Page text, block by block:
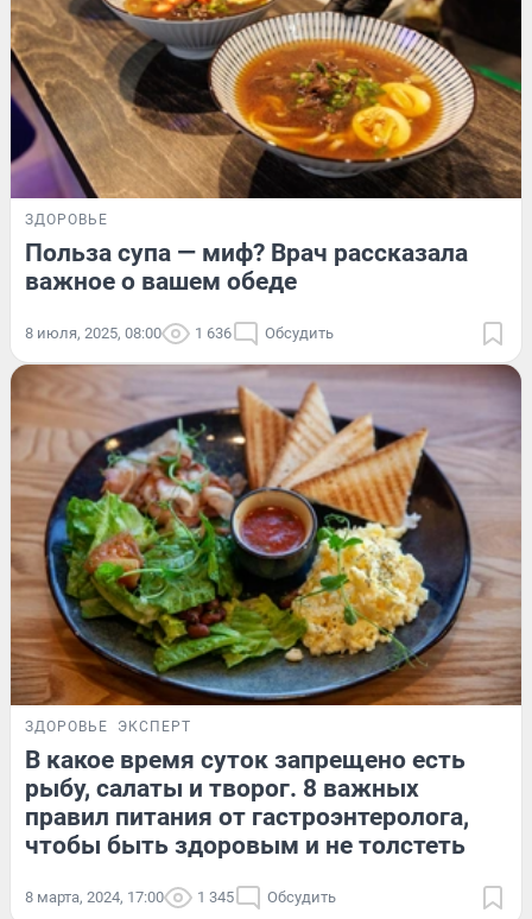
ЗДОРОВЬЕ
Польза супа — миф? Врач рассказала
важное о вашем обеде
8 июля, 2025, 08:00 1 636 Обсудить
ЗДОРОВЬЕ ЭКСПЕРТ
В какое время суток запрещено есть
рыбу, салаты и творог. 8 важных
правил питания от гастроэнтеролога,
чтобы быть здоровым и не толстеть
8 марта, 2024, 17:00 1 345 Обсудить